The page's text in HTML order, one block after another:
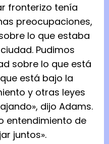
fronterizo tenía
preocupaciones,
lo que estaba
Pudimos
sobre lo que está
está bajo la
y otras leyes
dijo Adams.
entendimiento de
juntos».